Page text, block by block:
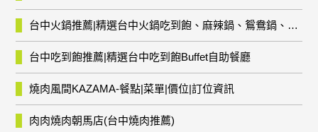
台中火鍋推薦|精選台中火鍋吃到飽、麻辣鍋、鴛鴦鍋、石頭火鍋、酸菜白肉鍋、海鮮鍋、燒酒雞、麻油雞、壽喜燒等熱門人氣火鍋店!
台中吃到飽推薦|精選台中吃到飽Buffet自助餐廳
燒肉風間KAZAMA-餐點|菜單|價位|訂位資訊
肉肉燒肉朝馬店(台中燒肉推薦)